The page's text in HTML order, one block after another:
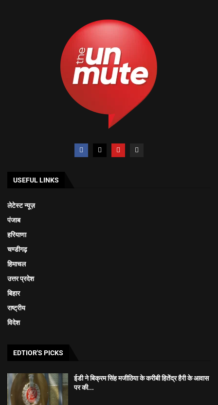
USEFUL LINKS
लेटेस्ट न्यूज़
पंजाब
हरियाणा
चण्डीगढ़
हिमाचल
उत्तर प्रदेश
बिहार
राष्ट्रीय
विदेश
EDTIOR'S PICKS
ईडी ने बिक्रम सिंह मजीठिया के करीबी हितेंद्र हैरी के आवास
पर की...